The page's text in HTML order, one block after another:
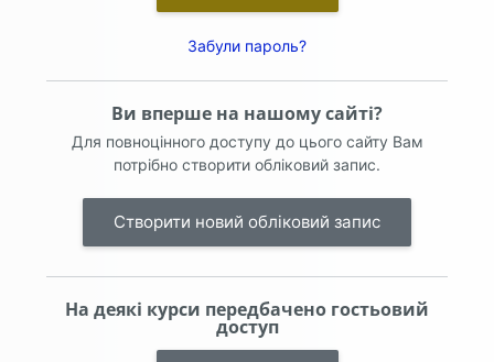
Забули пароль?
Ви вперше на нашому сайті?
Для повноцінного доступу до цього сайту Вам
потрібно створити обліковий запис.
Створити новий обліковий запис
На деякі курси передбачено гостьовий
доступ